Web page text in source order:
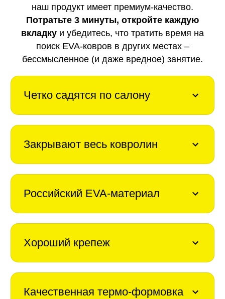
наш продукт имеет премиум-качество.
Потратьте 3 минуты, откройте каждую
вкладку и убедитесь, что тратить время на
поиск EVA-ковров в других местах –
бессмысленное (и даже вредное) занятие.
Четко садятся по салону
Закрывают весь ковролин
Российский EVA-материал
Хороший крепеж
Качественная термо-формовка